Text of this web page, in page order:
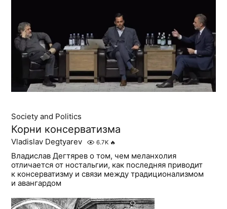
Society and Politics
Корни консерватизма
Vladislav Degtyarev 6.7K 🔥
Владислав Дегтярев о том, чем меланхолия
отличается от ностальгии, как последняя приводит
к консерватизму и связи между традиционализмом
и авангардом